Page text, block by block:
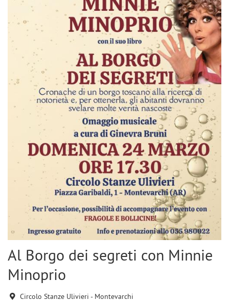
Al Borgo dei segreti con Minnie
Minoprio
Circolo Stanze Ulivieri - Montevarchi